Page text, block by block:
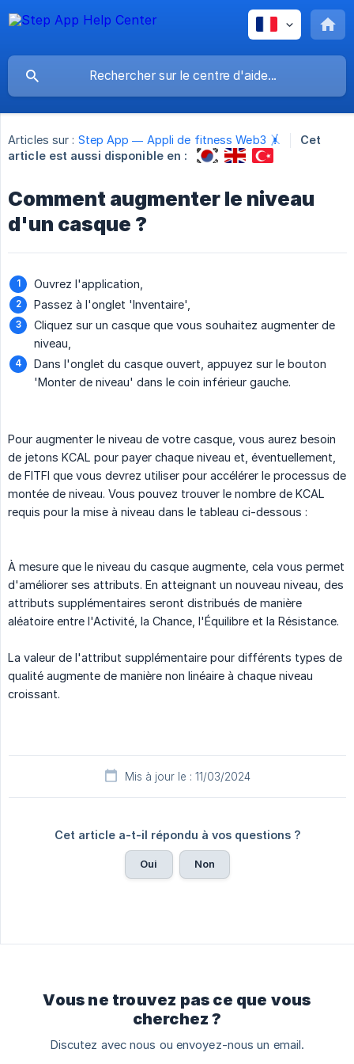
Articles sur : Step App — Appli de fitness Web3 🤸
Cet
article est aussi disponible en :
Comment augmenter le niveau
d'un casque ?
Ouvrez l'application,
Passez à l'onglet 'Inventaire',
Cliquez sur un casque que vous souhaitez augmenter de
niveau,
Dans l'onglet du casque ouvert, appuyez sur le bouton
'Monter de niveau' dans le coin inférieur gauche.
Pour augmenter le niveau de votre casque, vous aurez besoin
de jetons KCAL pour payer chaque niveau et, éventuellement,
de FITFI que vous devrez utiliser pour accélérer le processus de
montée de niveau. Vous pouvez trouver le nombre de KCAL
requis pour la mise à niveau dans le tableau ci-dessous :
À mesure que le niveau du casque augmente, cela vous permet
d'améliorer ses attributs. En atteignant un nouveau niveau, des
attributs supplémentaires seront distribués de manière
aléatoire entre l'Activité, la Chance, l'Équilibre et la Résistance.
La valeur de l'attribut supplémentaire pour différents types de
qualité augmente de manière non linéaire à chaque niveau
croissant.
Mis à jour le : 11/03/2024
Cet article a-t-il répondu à vos questions ?
Oui Non
Vous ne trouvez pas ce que vous
cherchez ?
Discutez avec nous ou envoyez-nous un email.